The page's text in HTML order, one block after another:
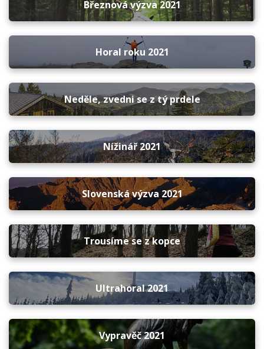
Březnová výzva 2021
Horal roku 2021
Neděle, zvedni se z tý prdele
Nížinář 2021
Slovenská výzva 2021
Trousíme se z kopce
Ultrahoral 2021
Vypravěč 2021